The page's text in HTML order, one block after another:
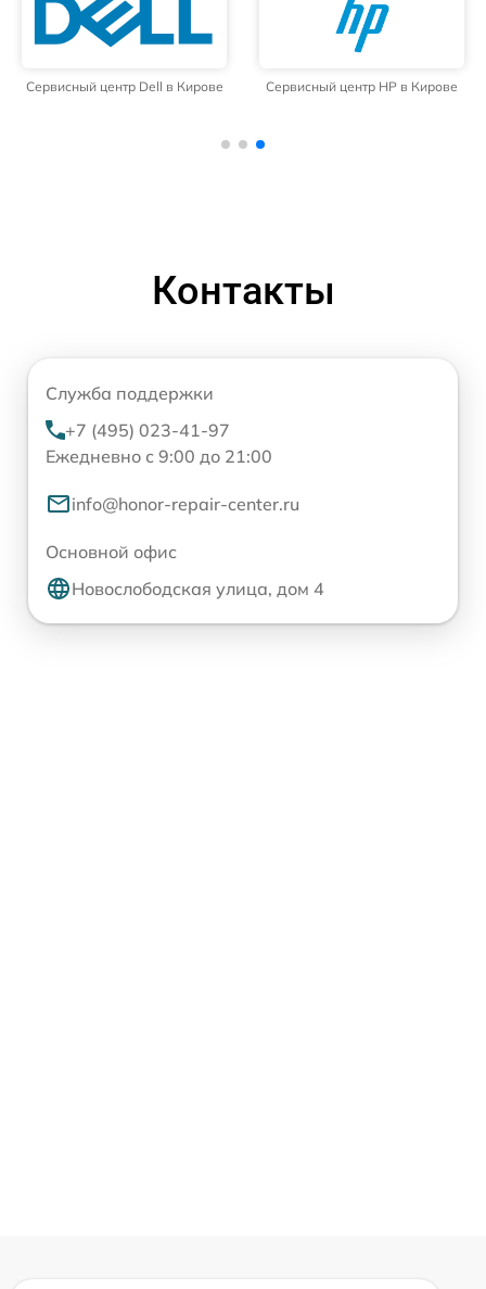
Сервисный центр Dell в Кирове Сервисный центр HP в Кирове
Контакты
Служба поддержки
+7 (495) 023-41-97
Ежедневно с 9:00 до 21:00
info@honor-repair-center.ru
Основной офис
Новослободская улица, дом 4